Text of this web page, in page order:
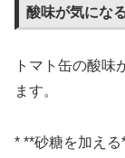
酸味が気にな
トマト缶の酸味
ます。
* **砂糖を加え